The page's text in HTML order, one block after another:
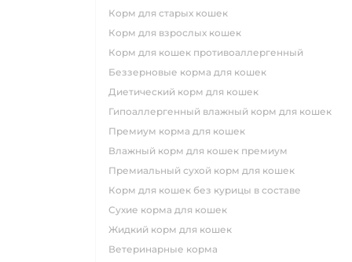
корм для старых кошек
корм для взрослых кошек
корм для кошек противоаллергенный
беззерновые корма для кошек
диетический корм для кошек
гипоаллергенный влажный корм для кошек
премиум корма для кошек
влажный корм для кошек премиум
премиальный сухой корм для кошек
корм для кошек без курицы в составе
сухие корма для кошек
жидкий корм для кошек
ветеринарные корма